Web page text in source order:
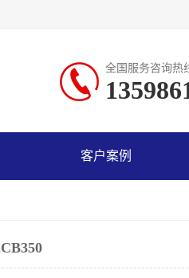
全国服务咨询热
客户案例